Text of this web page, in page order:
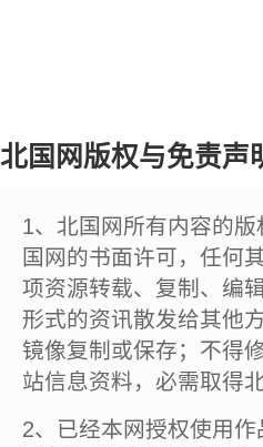
北国网版权与免责声
1、北国网所有内容的
国网的书面许可，任何
项资源转载、复制、编
形式的资讯散发给其他
镜像复制或保存；不得
站信息资料，必需取得
2、已经本网授权使用